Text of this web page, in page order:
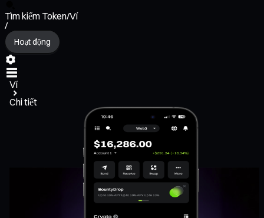
Tìm kiếm Token/Ví
/
Hoạt động
Ví
Chi tiết